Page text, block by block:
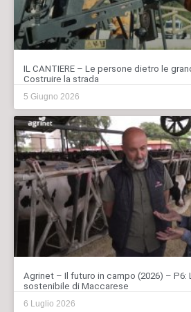
IL CANTIERE – Le persone dietro le
Costruire la strada
5 Giugno 2026
Agrinet – Il futuro in campo (2026) – P6:
sostenibile di Maccarese
6 Luglio 2026